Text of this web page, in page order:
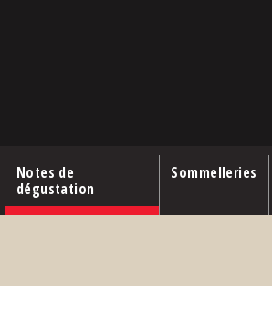
Notes de
dégustation
Sommelleries